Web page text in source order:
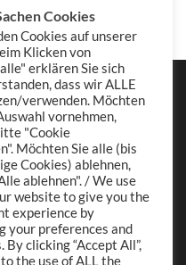
Cookies
Cookies auf unserer
Klicken von
erklären Sie sich
dass wir ALLE
verwenden. Möchten
vornehmen,
"Cookie
Möchten Sie alle (bis
Cookies) ablehnen,
ablehnen". / We use
website to give you the
experience by
your preferences and
clicking “Accept All”,
the use of ALL the